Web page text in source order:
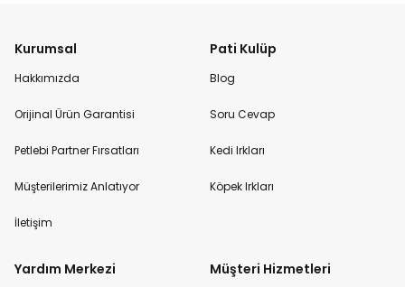
Kurumsal
Hakkımızda
Orijinal Ürün Garantisi
Petlebi Partner Fırsatları
Müşterilerimiz Anlatıyor
İletişim
Pati Kulüp
Blog
Soru Cevap
Kedi Irkları
Köpek Irkları
Yardım Merkezi Müşteri Hizmetleri